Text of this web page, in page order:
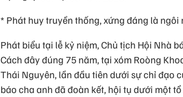
* Phát huy truyền thống, xứng đáng là
Phát biểu tại lễ kỷ niệm, Chủ tịch Hội Nhà
Cách đây đúng 75 năm, tại xóm Roòng
Thái Nguyên, lần đầu tiên dưới sự chỉ đạo
báo cha anh đã đoàn kết, hội tụ dưới một